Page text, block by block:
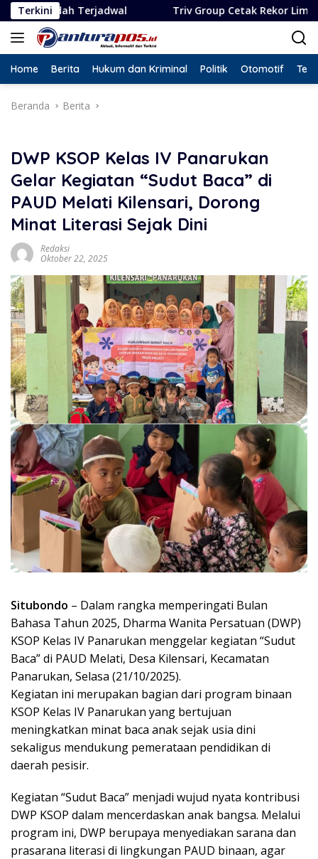
Langsung
ke
konten
Terkini Triv Group Cetak Rekor Lima Penghargaan dalam
Home Berita Hukum dan Kriminal Politik Otomotif
Beranda Berita
DWP KSOP Kelas IV Panarukan
Gelar Kegiatan “Sudut Baca” di
PAUD Melati Kilensari, Dorong
Minat Literasi Sejak Dini
Redaksi
Oktober 22, 2025
Situbondo – Dalam rangka memperingati Bulan
Bahasa Tahun 2025, Dharma Wanita Persatuan (DWP)
KSOP Kelas IV Panarukan menggelar kegiatan “Sudut
Baca” di PAUD Melati, Desa Kilensari, Kecamatan
Panarukan, Selasa (21/10/2025).
Kegiatan ini merupakan bagian dari program binaan
KSOP Kelas IV Panarukan yang bertujuan
meningkatkan minat baca anak sejak usia dini
sekaligus mendukung pemerataan pendidikan di
daerah pesisir.
Kegiatan “Sudut Baca” menjadi wujud nyata kontribusi
DWP KSOP dalam mencerdaskan anak bangsa. Melalui
program ini, DWP berupaya menyediakan sarana dan
prasarana literasi di lingkungan PAUD binaan, agar